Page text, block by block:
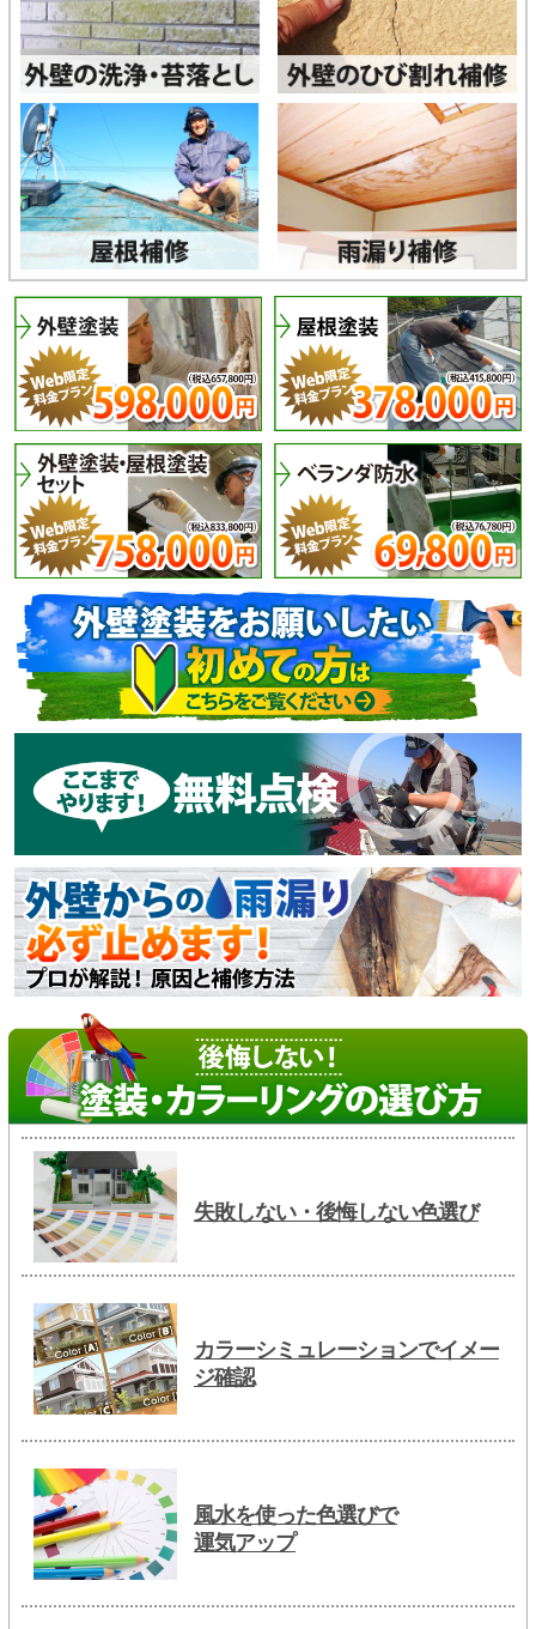
失敗しない・後悔しない色選び
カラーシミュレーションでイメー
ジ確認
風水を使った色選びで
運気アップ